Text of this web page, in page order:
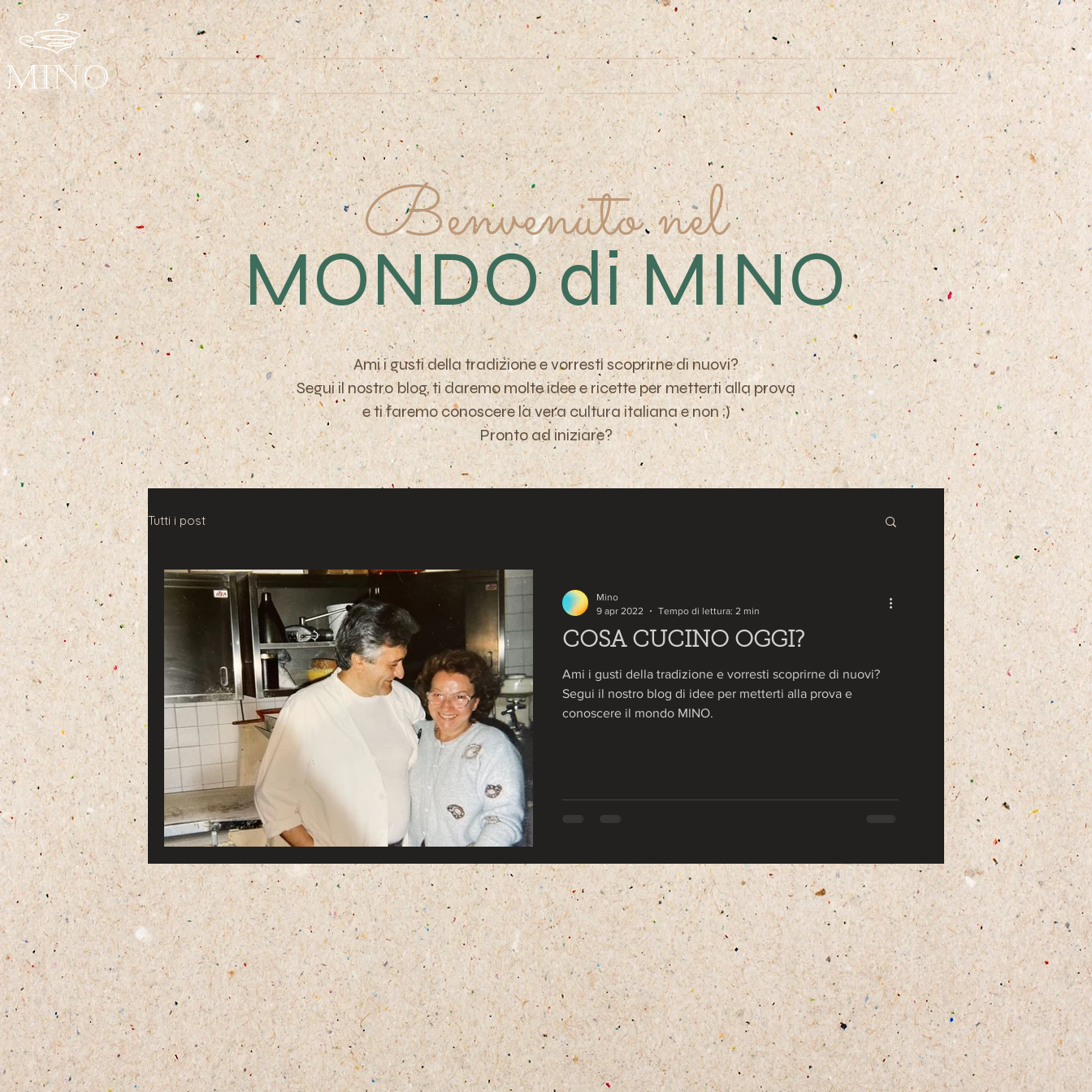
MINO Home Famiglia Pasticceria Bistrot Contatti More
MONDO di MINO
Benvenuto nel
Ami i gusti della tradizione e vorresti scoprirne di nuovi?
Segui il nostro blog, ti daremo molte idee e ricette per metterti alla prova
e ti faremo conoscere la vera cultura italiana e non;)
Pronto ad iniziare?
Tutti i post
COSA CUCINO OGGI?
Ami i gusti della tradizione e vorresti scoprirne di nuovi?
Segui il nostro blog di idee per metterti alla prova e
conoscere il mondo MINO.
Mino
9 apr 2022
Tempo di lettura: 2 min
Home Famiglia Pasticceria Bistrot Contatti Lavora con noi Blog